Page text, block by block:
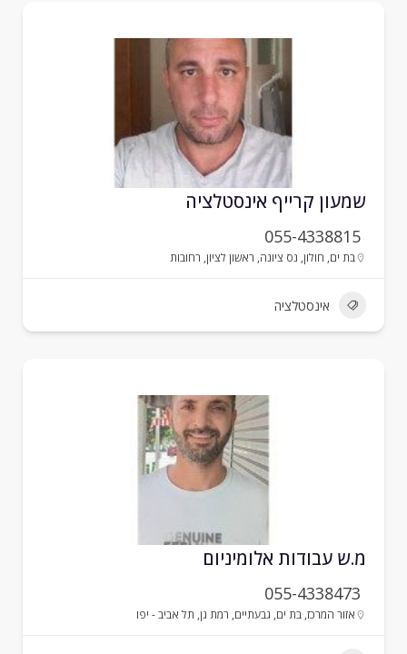
קרייף אינסטלציה
055-4338815
חולון, נס ציונה, ראשון לציון,רחובות
אינסטלציה
עבודות אלומיניום
055-4338473
אזור המרכז,בת ים,גבעתיים, רמת גן,תל אביב - יפו